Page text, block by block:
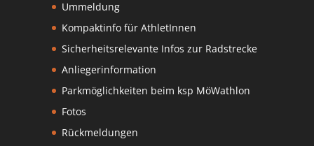
Ummeldung
Kompaktinfo für AthletInnen
Sicherheitsrelevante Infos zur Radstrecke
Anliegerinformation
Parkmöglichkeiten beim ksp MöWathlon
Fotos
Rückmeldungen